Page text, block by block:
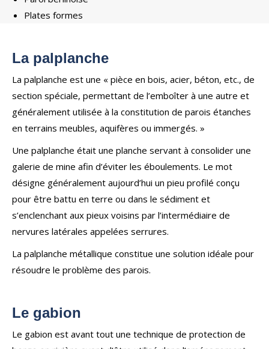
Plates formes
La palplanche
La palplanche est une « pièce en bois, acier, béton, etc., de
section spéciale, permettant de l’emboîter à une autre et
généralement utilisée à la constitution de parois étanches
en terrains meubles, aquifères ou immergés. »
Une palplanche était une planche servant à consolider une
galerie de mine afin d’éviter les éboulements. Le mot
désigne généralement aujourd’hui un pieu profilé conçu
pour être battu en terre ou dans le sédiment et
s’enclenchant aux pieux voisins par l’intermédiaire de
nervures latérales appelées serrures.
La palplanche métallique constitue une solution idéale pour
résoudre le problème des parois.
Le gabion
Le gabion est avant tout une technique de protection de